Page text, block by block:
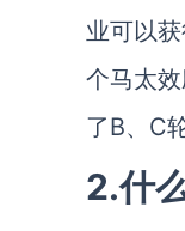
业可以
个马太
了B、C
2.什